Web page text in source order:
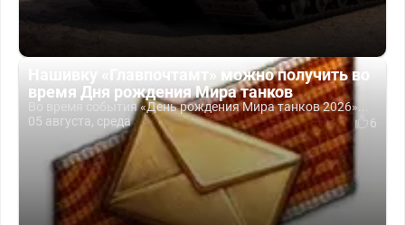
Нашивку «Главпочтамт» можно получить во
время Дня рождения Мира танков
Во время события «День рождения Мира танков 2026»...
05 августа, среда
6